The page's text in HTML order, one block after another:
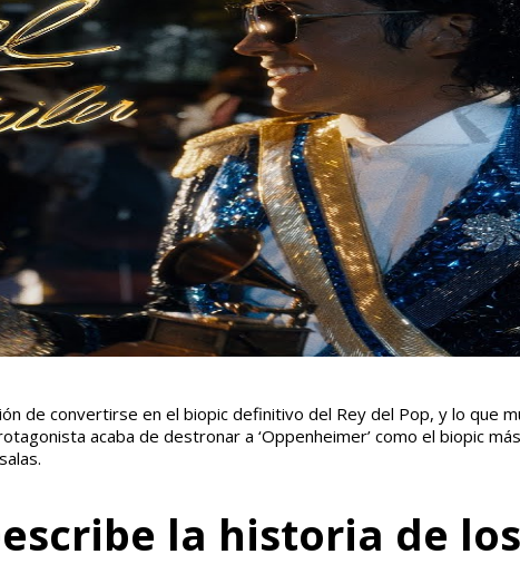
de convertirse en el biopic definitivo del Rey del Pop, y lo que
acaba de destronar a ‘Oppenheimer’ como el biopic
la historia de